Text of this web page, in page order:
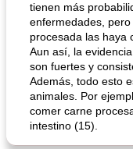
tienen más
enfermedades,
procesada las haya
Aun así, la
son fuertes y
Además, todo esto
animales. Por
comer carne
intestino (15).